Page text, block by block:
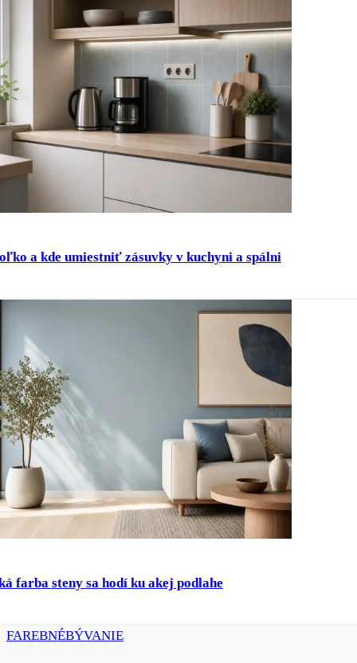
a kde umiestniť zásuvky v kuchyni a spálni
farba steny sa hodí ku akej podlahe
FAREBNÉBÝVANIE